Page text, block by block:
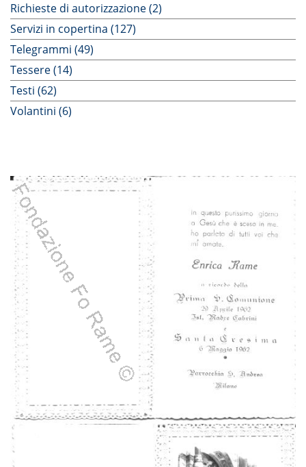
Richieste di autorizzazione (2)
Servizi in copertina (127)
Telegrammi (49)
Tessere (14)
Testi (62)
Volantini (6)